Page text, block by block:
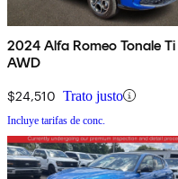
2024 Alfa Romeo Tonale Ti
AWD
$24,510 Trato justo
Incluye tarifas de conc.